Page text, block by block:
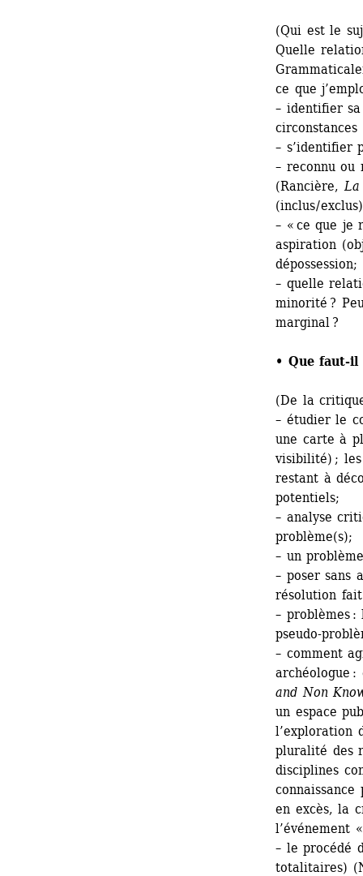
(Qui est le
Quelle
ce que
– identifier
– s’identifier
– reconnu ou
(Rancière, La
(inclus /
– « ce que je
aspiration
dépossession;
– quelle
minorité ?
marginal ?
• Que faut-il
(De la
– étudier le
une carte à
visibilité) ;
restant à
potentiels;
– analyse
problème(s);
– un
– poser sans
résolution
– problèmes
pseudo-
– comment
archéologue
and Non
un espace
l’exploration
pluralité des
disciplines
en excès, la
l’événement
– le procédé
totalitaires)